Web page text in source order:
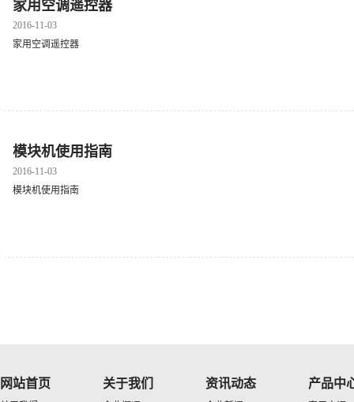
家用空调遥控器
2016-11-03
家用空调遥控器
模块机使用指南
2016-11-03
模块机使用指南
网站首页 关于我们 资讯动态 产品中